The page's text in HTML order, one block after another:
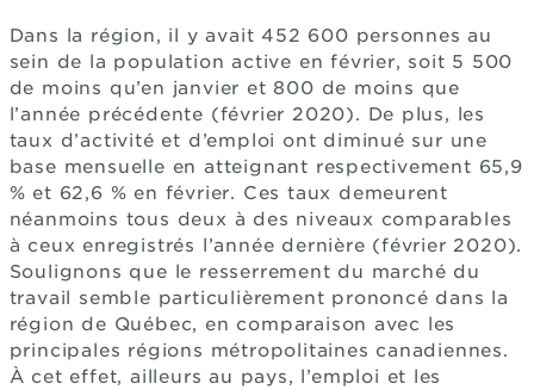
Dans la région, il y avait 452 600 personnes au
sein de la population active en février, soit 5 500
de moins qu’en janvier et 800 de moins que
l’année précédente (février 2020). De plus, les
taux d’activité et d’emploi ont diminué sur une
base mensuelle en atteignant respectivement 65,9
% et 62,6 % en février. Ces taux demeurent
néanmoins tous deux à des niveaux comparables
à ceux enregistrés l’année dernière (février 2020).
Soulignons que le resserrement du marché du
travail semble particulièrement prononcé dans la
région de Québec, en comparaison avec les
principales régions métropolitaines canadiennes.
À cet effet, ailleurs au pays, l’emploi et les